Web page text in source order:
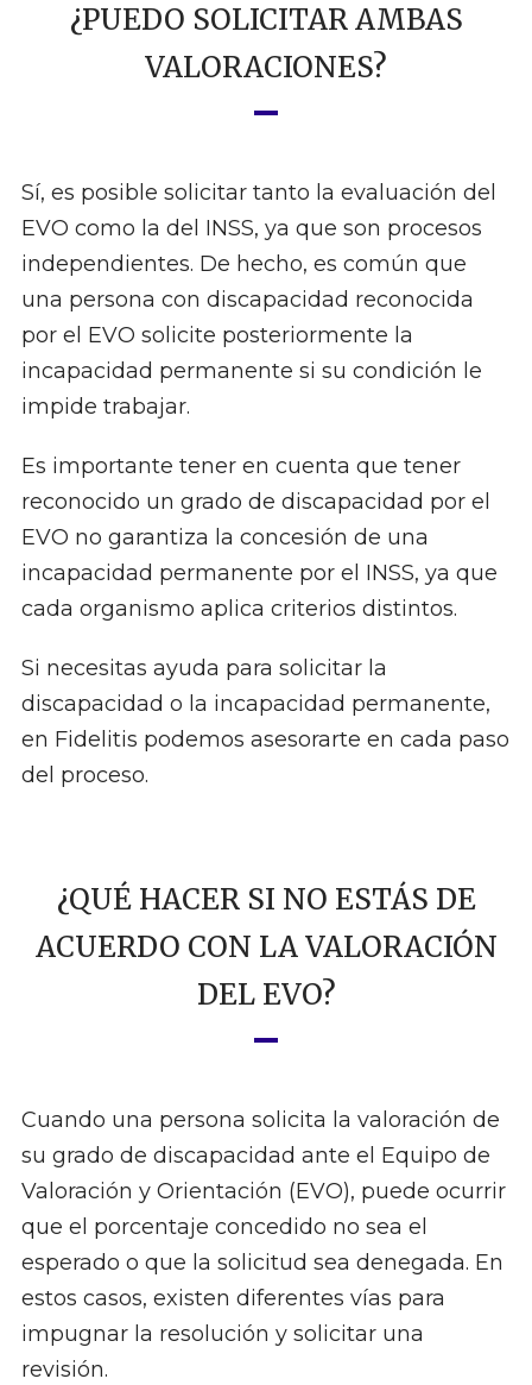
¿PUEDO SOLICITAR AMBAS
VALORACIONES?
Sí, es posible solicitar tanto la evaluación del
EVO como la del INSS, ya que son procesos
independientes. De hecho, es común que
una persona con discapacidad reconocida
por el EVO solicite posteriormente la
incapacidad permanente si su condición le
impide trabajar.
Es importante tener en cuenta que tener
reconocido un grado de discapacidad por el
EVO no garantiza la concesión de una
incapacidad permanente por el INSS, ya que
cada organismo aplica criterios distintos.
Si necesitas ayuda para solicitar la
discapacidad o la incapacidad permanente,
en Fidelitis podemos asesorarte en cada paso
del proceso.
¿QUÉ HACER SI NO ESTÁS DE
ACUERDO CON LA VALORACIÓN
DEL EVO?
Cuando una persona solicita la valoración de
su grado de discapacidad ante el Equipo de
Valoración y Orientación (EVO), puede ocurrir
que el porcentaje concedido no sea el
esperado o que la solicitud sea denegada. En
estos casos, existen diferentes vías para
impugnar la resolución y solicitar una
revisión.